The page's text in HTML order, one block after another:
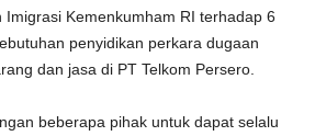
Imigrasi Kemenkumham RI terhadap 6
penyidikan perkara dugaan
dan jasa di PT Telkom Persero.
beberapa pihak untuk dapat selalu